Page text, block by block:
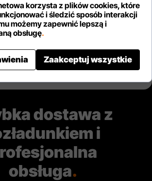
C14B
25KG
Beton B20 C24
Produkt niedostępny.
dostawa z
i
obsługa.
korzysta z plików cookies, które
i śledzić sposób interakcji
możemy zapewnić lepszą i
obsługę.
Zaakceptuj wszystkie